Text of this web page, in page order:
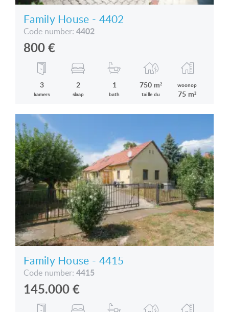
Family House - 4402
Code number: 4402
800€
3
kamers
2
slaap
1
bath
750 m²
taille du
woonop
75 m²
Family House - 4415
Code number: 4415
145.000€